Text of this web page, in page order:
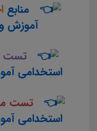
منابع
آموزش
تست
استخدامی
تست
استخدامی